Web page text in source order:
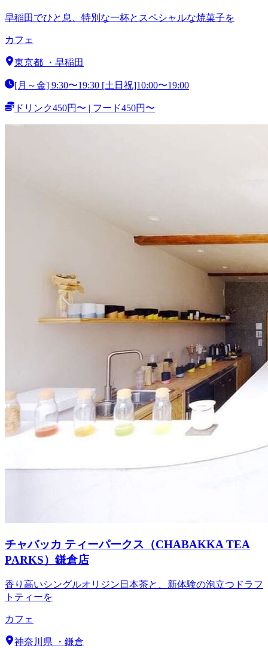
早稲田でひと息、特別な一杯とスペシャルな焼菓子を
カフェ
東京都 ・ 早稲田
[月～金] 9:30〜19:30 [土日祝]10:00〜19:00
ドリンク450円〜 | フード450円〜
チャバッカ ティーパークス（CHABAKKA TEA
PARKS）鎌倉店
香り高いシングルオリジン日本茶と、新体験の泡立つドラフ
トティーを
カフェ
神奈川県 ・ 鎌倉